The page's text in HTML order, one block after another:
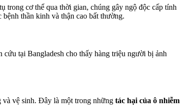
trong cơ thể qua thời gian, chúng gây ngộ độc cấp tính
thần kinh và thận cao bất thường.
tại Bangladesh cho thấy hàng triệu người bị ảnh
và vệ sinh. Đây là một trong những tác hại của ô nhiễm